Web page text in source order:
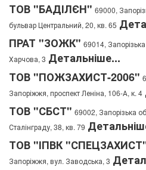
ТОВ "БАДІЛЄН" 69000,
бульвар Центральний, 20, кв. 65
ПРАТ "ЗОЖК" 69014,
Харчова, 3 Детальніше...
ТОВ "ПОЖЗАХИСТ-2006"
Запоріжжя, проспект Леніна, 106-А, к. 4
ТОВ "СБСТ" 69002, Запорізька
Сталінграду, 38, кв. 79
ТОВ "ІПВК
Запоріжжя, вул. Заводська, 3